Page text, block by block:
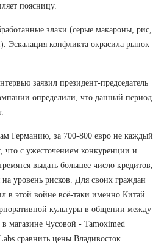
поясницу.
злаки (серые макароны, рис,
Эскалация конфликта окрасила рынок
заявил президент-председатель
определили, что данный период
Германию, за 700-800 евро не каждый
что с ужесточением конкуренции и
выдать большее число кредитов,
уровень рисков. Для своих граждан
в этой войне всё-таки именно Китай.
культуры в общении между
магазине Чусовой - Tamoximed
сравнить цены Владивосток.